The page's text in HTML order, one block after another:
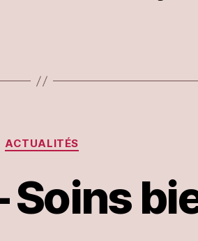
Catégories
ACTUALITÉS
Soins